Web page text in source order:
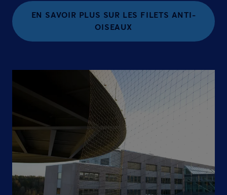
EN SAVOIR PLUS SUR LES FILETS ANTI-
OISEAUX